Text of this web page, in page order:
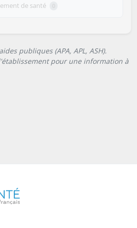
de santé 0
publiques (APA, APL, ASH).
pour une information à